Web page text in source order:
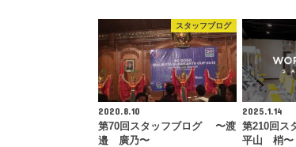
スタッフブログ
2020.8.10
第70回スタッフブログ 〜渡
邉 廣乃〜
2025.1.14
第210回ス
平山 梢〜